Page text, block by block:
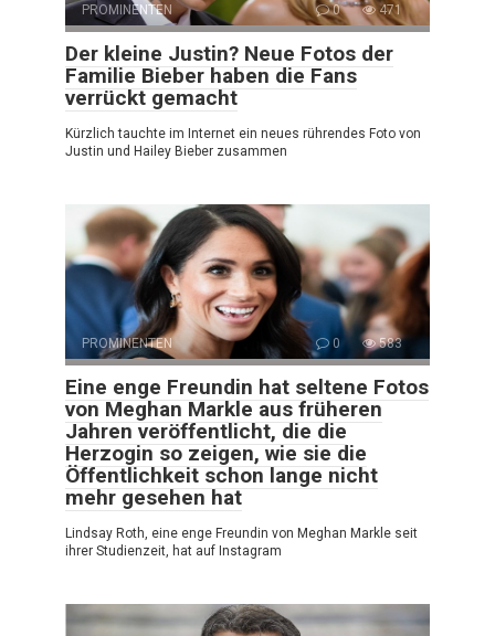
PROMINENTEN 0 471
Der kleine Justin? Neue Fotos der
Familie Bieber haben die Fans
verrückt gemacht
Kürzlich tauchte im Internet ein neues rührendes Foto von
Justin und Hailey Bieber zusammen
PROMINENTEN 0 583
Eine enge Freundin hat seltene Fotos
von Meghan Markle aus früheren
Jahren veröffentlicht, die die
Herzogin so zeigen, wie sie die
Öffentlichkeit schon lange nicht
mehr gesehen hat
Lindsay Roth, eine enge Freundin von Meghan Markle seit
ihrer Studienzeit, hat auf Instagram